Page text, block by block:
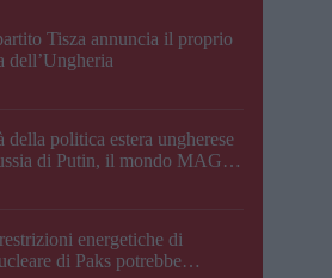
Tisza annuncia il proprio
dell’Ungheria
politica estera ungherese
di Putin, il mondo MAGA,
energetiche di
di Paks potrebbe